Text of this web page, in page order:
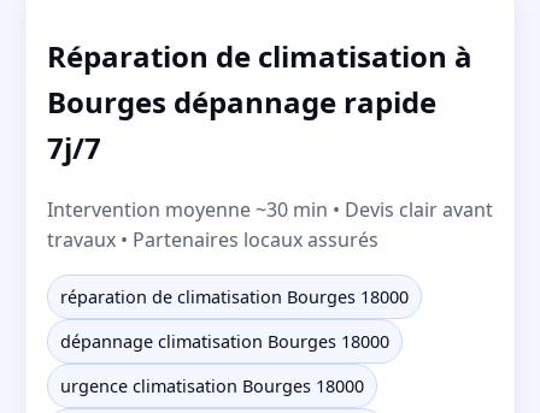
Réparation de climatisation à
Bourges dépannage rapide
7j/7
Intervention moyenne ~30 min • Devis clair avant
travaux • Partenaires locaux assurés
réparation de climatisation Bourges 18000
dépannage climatisation Bourges 18000
urgence climatisation Bourges 18000